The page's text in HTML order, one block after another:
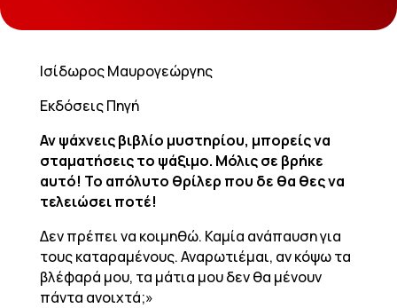
Ισίδωρος Μαυρογεώργης
Εκδόσεις Πηγή
Αν ψάχνεις βιβλίο μυστηρίου, μπορείς να
σταματήσεις το ψάξιμο. Μόλις σε βρήκε
αυτό! Το απόλυτο θρίλερ που δε θα θες να
τελειώσει ποτέ!
Δεν πρέπει να κοιμηθώ. Καμία ανάπαυση για
τους καταραμένους. Αναρωτιέμαι, αν κόψω τα
βλέφαρά μου, τα μάτια μου δεν θα μένουν
πάντα ανοιχτά;»